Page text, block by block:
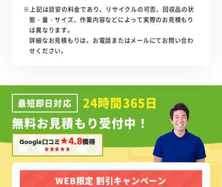
※上記は目安の料金であり、リサイクルの可否、回収品の状
態・量・サイズ、作業内容などによって実際のお見積もり
は異なります。
詳細なお見積もりは、お電話またはメールにてお問い合わ
せください。
最短即日対応
24時間365日
無料お見積もり受付中！
Google口コミ★4.8獲得
WEB限定 割引キャンペーン